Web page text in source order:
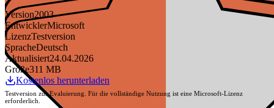
Version2003
EntwicklerMicrosoft
LizenzTestversion
SpracheDeutsch
Aktualisiert24.04.2026
Größe311 MB
Kostenlos herunterladen
Testversion zur Evaluierung. Für die vollständige Nutzung ist eine Microsoft-Lizenz
erforderlich.